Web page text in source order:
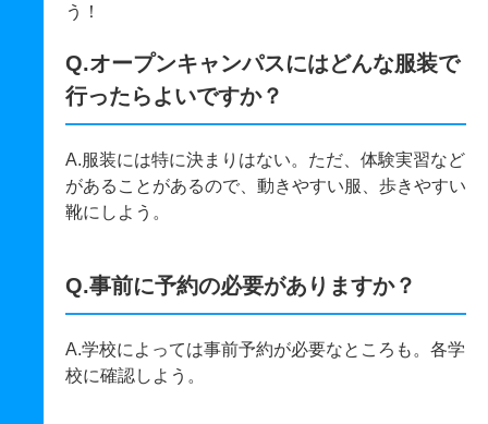
う！
Q.オープンキャンパスにはどんな服装で
行ったらよいですか？
A.服装には特に決まりはない。ただ、体験実習など
があることがあるので、動きやすい服、歩きやすい
靴にしよう。
Q.事前に予約の必要がありますか？
A.学校によっては事前予約が必要なところも。各学
校に確認しよう。